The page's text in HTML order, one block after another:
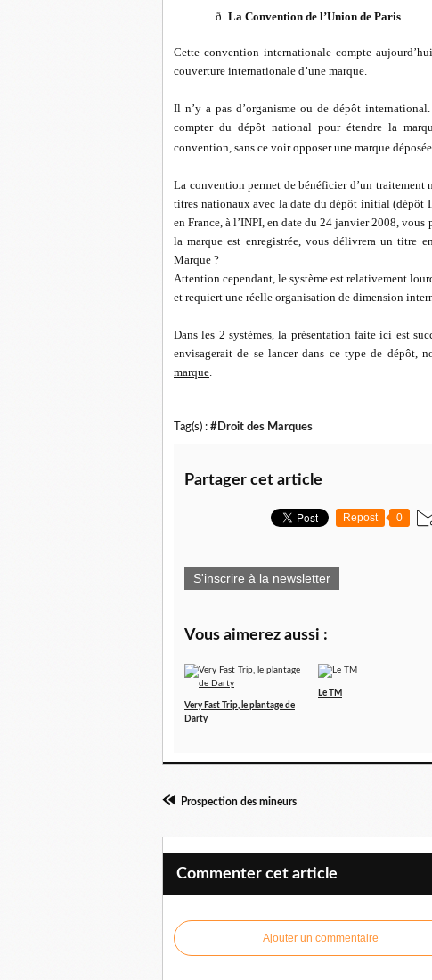
ð La Convention de l’Union de Paris
Cette convention internationale compte
couverture internationale d’une marque.
Il n’y a pas d’organisme ou de dépôt
compter du dépôt national pour étendre la
convention, sans ce voir opposer une marque
La convention permet de bénéficier d’un traitement
titres nationaux avec la date du dépôt initial (dépôt
en France, à l’INPI, en date du 24 janvier 2008,
la marque est enregistrée, vous délivrera un titre
Marque ?
Attention cependant, le système est relativement
et requiert une réelle organisation de dimension
Dans les 2 systèmes, la présentation faite ici est
envisagerait de se lancer dans ce type de dépôt,
marque.
Tag(s) : #Droit des Marques
Partager cet article
Repost 0
S'inscrire à la newsletter
Vous aimerez aussi :
Very Fast Trip, le plantage de
Darty
Le TM
Prospection des mineurs
Commenter cet article
Ajouter un commentaire